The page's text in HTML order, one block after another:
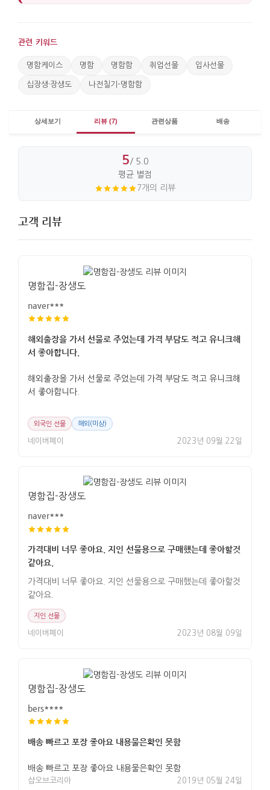
관련 키워드
명함케이스 명함 명함함 취업선물 입사선물
십장생·장생도 나전칠기-명함함
상세보기 리뷰 (7) 관련상품 배송
5/ 5.0
평균 별점
7개의 리뷰
고객 리뷰
명함집-장생도
naver***
해외출장을 가서 선물로 주었는데 가격 부담도 적고 유니크해
서 좋아합니다.
해외출장을 가서 선물로 주었는데 가격 부담도 적고 유니크해
서 좋아합니다.
외국인 선물 해외(미상)
네이버페이 2023년 09월 22일
명함집-장생도
naver***
가격대비 너무 좋아요. 지인 선물용으로 구매했는데 좋아할것
같아요.
가격대비 너무 좋아요. 지인 선물용으로 구매했는데 좋아할것
같아요.
지인 선물
네이버페이 2023년 08월 09일
명함집-장생도
bers****
배송 빠르고 포장 좋아요 내용물은확인 못함
배송 빠르고 포장 좋아요 내용물은확인 못함
샵오브코리아 2019년 05월 24일